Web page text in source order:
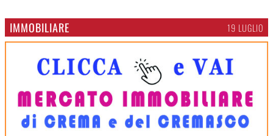
IMMOBILIARE 19 LUGLIO